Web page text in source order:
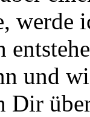
und
Dir